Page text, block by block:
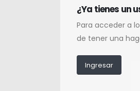
¿Ya tienes un
Para acceder a
de tener una
Ingresar